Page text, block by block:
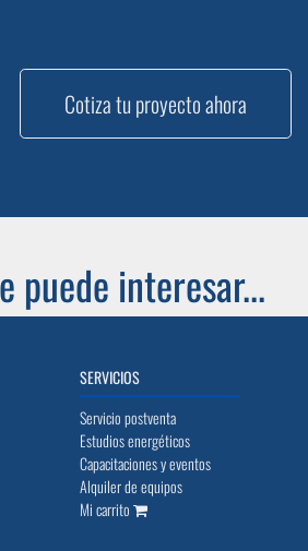
Cotiza tu proyecto ahora
puede interesar...
SERVICIOS
Servicio postventa
Estudios energéticos
Capacitaciones y eventos
Alquiler de equipos
Mi carrito